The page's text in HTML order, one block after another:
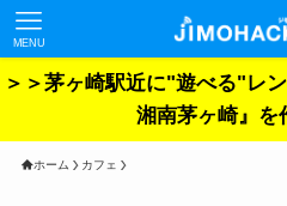
MENU
＞＞茅ヶ崎駅近に"遊べる"レ
湘南茅ヶ崎』を
ホーム カフェ